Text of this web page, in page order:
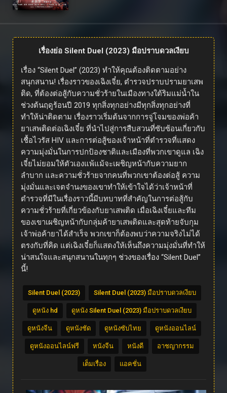
เรื่องย่อ Silent Duel (2023) มือปราบดวลเงียบ
เรื่อง “Silent Duel” (2023) ทำให้คุณต้องติดตามอย่าง
สนุกสนาน! เรื่องราวของเฉิงเจี๋ย, ตำรวจปราบปรามยาเสพ
ติด, ที่ต้องต่อสู้กับความชั่วร้ายในเมืองทางใต้ริมแม่น้ำใน
ช่วงต้นฤดูร้อนปี 2019 ทุกสิ่งทุกอย่างมีทุกสิ่งทุกอย่างที่
ทำให้น่าติดตาม เรื่องราวเริ่มต้นจากการจู่โจมของพ่อค้า
ยาเสพติดต่อเฉิงเจี๋ย ที่นำไปสู่การสืบสวนที่ซับซ้อนเกี่ยวกับ
เชื้อไวรัส HIV และการต่อสู้ของเจ้าหน้าที่ตำรวจที่แสดง
ความมุ่งมั่นในการปกป้องชาติและเมืองที่พวกเขาดูแล เฉิง
เจี๋ยไม่ยอมให้ตัวเองแพ้แม้จะเผชิญหน้ากับความยาก
ลำบาก และความชั่วร้ายจากคนที่พวกเขาต้องต่อสู้ ความ
มุ่งมั่นและเจตจำนงของเขาทำให้เข้าใจได้ว่าเจ้าหน้าที่
ตำรวจที่มีในเรื่องราวนี้มีบทบาทที่สำคัญในการต่อสู้กับ
ความชั่วร้ายที่เกี่ยวข้องกับยาเสพติด เมื่อเฉิงเจี๋ยและทีม
ของเขาเผชิญหน้ากับกลุ่มค้ายาเสพติดและสุดท้ายจับกุม
เจ้าพ่อค้ายาได้สำเร็จ พวกเขาก็ต้องพบว่าความจริงไม่ได้
ตรงกับที่คิด แต่เฉิงเจี๋ยก็แสดงให้เห็นถึงความมุ่งมั่นที่ทำให้
น่าสนใจและสนุกสนานในทุกๆ ช่วงของเรื่อง “Silent Duel”
นี้!
Silent Duel (2023) Silent Duel (2023) มือปราบดวลเงียบ
ดูหนัง hd ดูหนัง Silent Duel (2023) มือปราบดวลเงียบ
ดูหนังจีน ดูหนังชัด ดูหนังซับไทย ดูหนังออนไลน์
ดูหนังออนไลน์ฟรี หนังจีน หนังดี อาชญากรรม
เต็มเรื่อง แอคชั่น